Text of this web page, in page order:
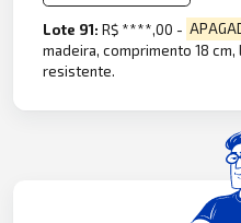
Lote 91:R$ ****,00 -
madeira, comprimento 18 cm,
resistente.